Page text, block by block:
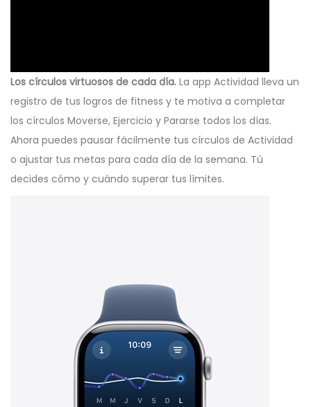
Los círculos virtuosos de cada día. La app Actividad lleva un
registro de tus logros de fitness y te motiva a completar
los círculos Moverse, Ejercicio y Pararse todos los días.
Ahora puedes pausar fácilmente tus círculos de Actividad
o ajustar tus metas para cada día de la semana. Tú
decides cómo y cuándo superar tus límites.